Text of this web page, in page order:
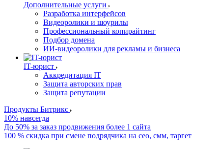
Дополнительные услуги
Разработка интерфейсов
Видеоролики и шоурилы
Профессиональный копирайтинг
Подбор домена
ИИ-видеоролики для рекламы и бизнеса
IT-юрист
Аккредитация IT
Защита авторских прав
Защита репутации
Продукты Битрикс
10% навсегда
До 50% за заказ продвижения более 1 сайта
100 % скидка при смене подрядчика на сео, смм, таргет